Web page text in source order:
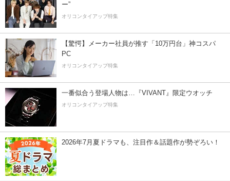
ー”
オリコンタイアップ特集
【驚愕】メーカー社員が推す「10万円台」神コスパ
PC
オリコンタイアップ特集
一番似合う登場人物は…『VIVANT』限定ウオッチ
オリコンタイアップ特集
2026年7月夏ドラマも、注目作＆話題作が勢ぞろい！